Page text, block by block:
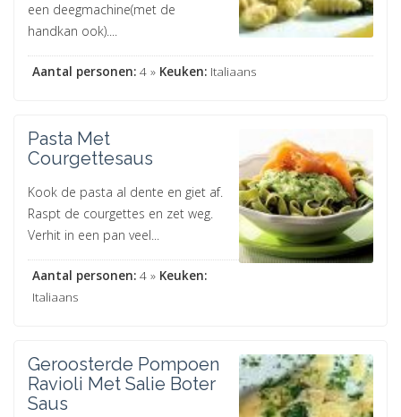
een deegmachine(met de
handkan ook)....
Aantal personen: 4 » Keuken: Italiaans
Pasta Met
Courgettesaus
Kook de pasta al dente en giet af.
Raspt de courgettes en zet weg.
Verhit in een pan veel...
Aantal personen: 4 » Keuken:
Italiaans
Geroosterde Pompoen
Ravioli Met Salie Boter
Saus